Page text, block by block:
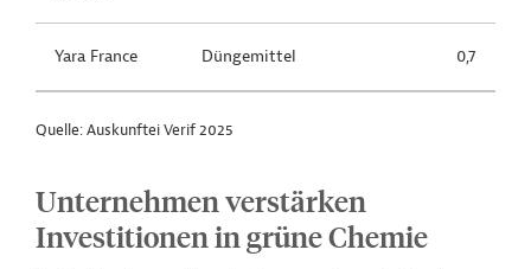
Yara France Düngemittel 0,7
Quelle: Auskunftei Verif 2025
Unternehmen verstärken
Investitionen in grüne Chemie